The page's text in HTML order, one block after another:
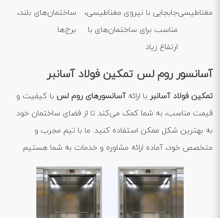
مغناطیسیجابجایی با نیروی مغناطیسی،
مناسب برای ساختمان‌های با
ارتفاع زیاد
ساختمان‌های بلند،
برج‌ها
آسانسور روم لس تمکین فولاد آسانبر
تمکین فولاد آسانبر با ارائهآسانسورهای روم لس با کیفیت و
قیمت مناسب، به شما کمک می‌کند تا از فضای ساختمان خود
به بهترین شکل ممکن استفاده کنید. ما با تیم مجرب و
متخصص خود، آماده ارائه مشاوره و خدمات به شما هستیم.